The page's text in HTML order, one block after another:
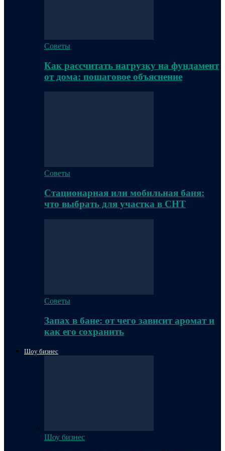
Советы
Как рассчитать нагрузку на фундамент
от дома: пошаговое объяснение
Советы
Стационарная или мобильная баня:
что выбрать для участка в СНТ
Советы
Запах в бане: от чего зависит аромат и
как его сохранить
Шоу бизнес
Шоу бизнес